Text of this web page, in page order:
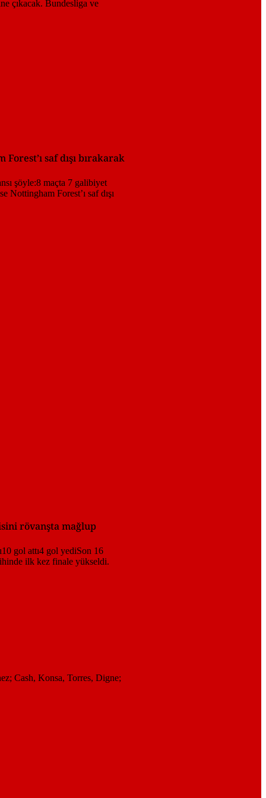
saf dışı bırakarak
rövanşta mağlup